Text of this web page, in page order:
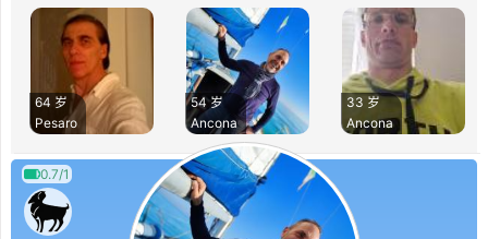
64 岁
Pesaro
54 岁
Ancona
33 岁
Ancona
0.7/1